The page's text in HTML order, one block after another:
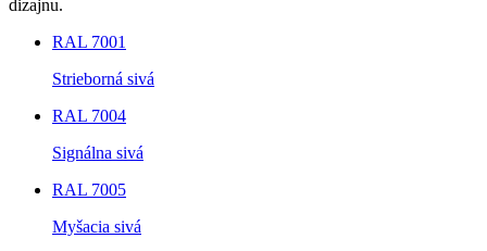
dizajnu.
RAL 7001
Strieborná sivá
RAL 7004
Signálna sivá
RAL 7005
Myšacia sivá